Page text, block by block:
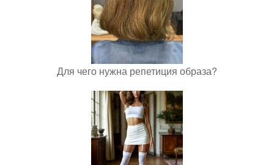
Для чего нужна репетиция образа?